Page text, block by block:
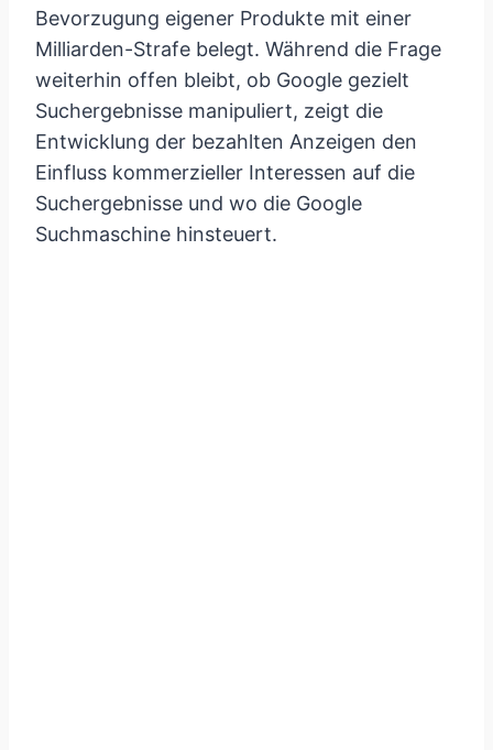
Bevorzugung eigener Produkte mit einer
Milliarden-Strafe belegt. Während die Frage
weiterhin offen bleibt, ob Google gezielt
Suchergebnisse manipuliert, zeigt die
Entwicklung der bezahlten Anzeigen den
Einfluss kommerzieller Interessen auf die
Suchergebnisse und wo die Google
Suchmaschine hinsteuert.